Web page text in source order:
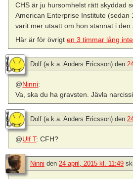
CHS är ju hursomhelst rätt skyddad
American Enterprise Institute (sedan
varit mer utsatt om hon stannat i den
Här är för övrigten 3 timmar lång
Dolf (a.k.a. Anders Ericsson) den
@Ninni:
Va, ska du ha gravsten. Jävla
Dolf (a.k.a. Anders Ericsson) den
@Ulf T: CFH?
Ninni den 24 april, 2015 kl. 11:49